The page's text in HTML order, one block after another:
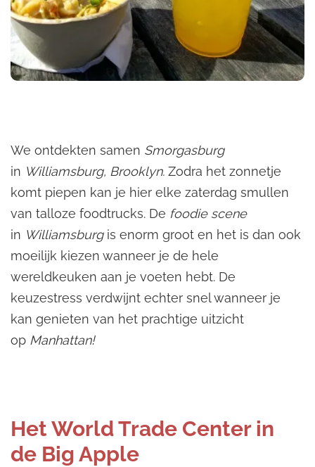
We ontdekten samen Smorgasburg
in Williamsburg, Brooklyn. Zodra het zonnetje
komt piepen kan je hier elke zaterdag smullen
van talloze foodtrucks. De foodie scene
in Williamsburgis enorm groot en het is dan ook
moeilijk kiezen wanneer je de hele
wereldkeuken aan je voeten hebt. De
keuzestress verdwijnt echter snel wanneer je
kan genieten van het prachtige uitzicht
op Manhattan!
Het World Trade Center in
de Big Apple